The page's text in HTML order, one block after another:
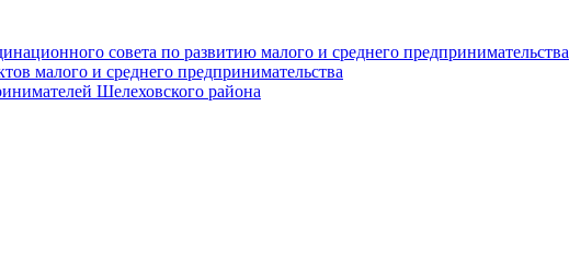
совета по развитию малого и среднего предпринимательства
малого и среднего предпринимательства
Шелеховского района